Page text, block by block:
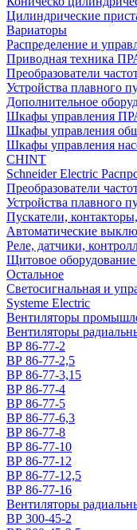
Цилиндрические
Вариаторы
Распределение и
Приводная техника
Преобразователи
Устройства плавного
Дополнительное
Шкафы управления
Шкафы управления
Шкафы управления
CHINT
Schneider Electric
Преобразователи
Устройства плавного
Пускатели,
Автоматические
Реле, датчики,
Щитовое оборудование
Остальное
Светосигнальная и
Systeme Electric
Вентиляторы
Вентиляторы
ВР 86-77-2
ВР 86-77-2,5
ВР 86-77-3,15
ВР 86-77-4
ВР 86-77-5
ВР 86-77-6,3
ВР 86-77-8
ВР 86-77-10
ВР 86-77-12
ВР 86-77-12,5
ВР 86-77-16
Вентиляторы
ВР 300-45-2